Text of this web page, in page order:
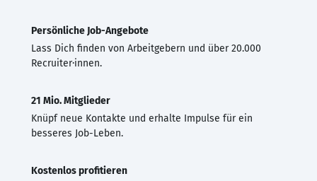
Persönliche Job-Angebote
Lass Dich finden von Arbeitgebern und über 20.000
Recruiter·innen.
21 Mio. Mitglieder
Knüpf neue Kontakte und erhalte Impulse für ein
besseres Job-Leben.
Kostenlos profitieren